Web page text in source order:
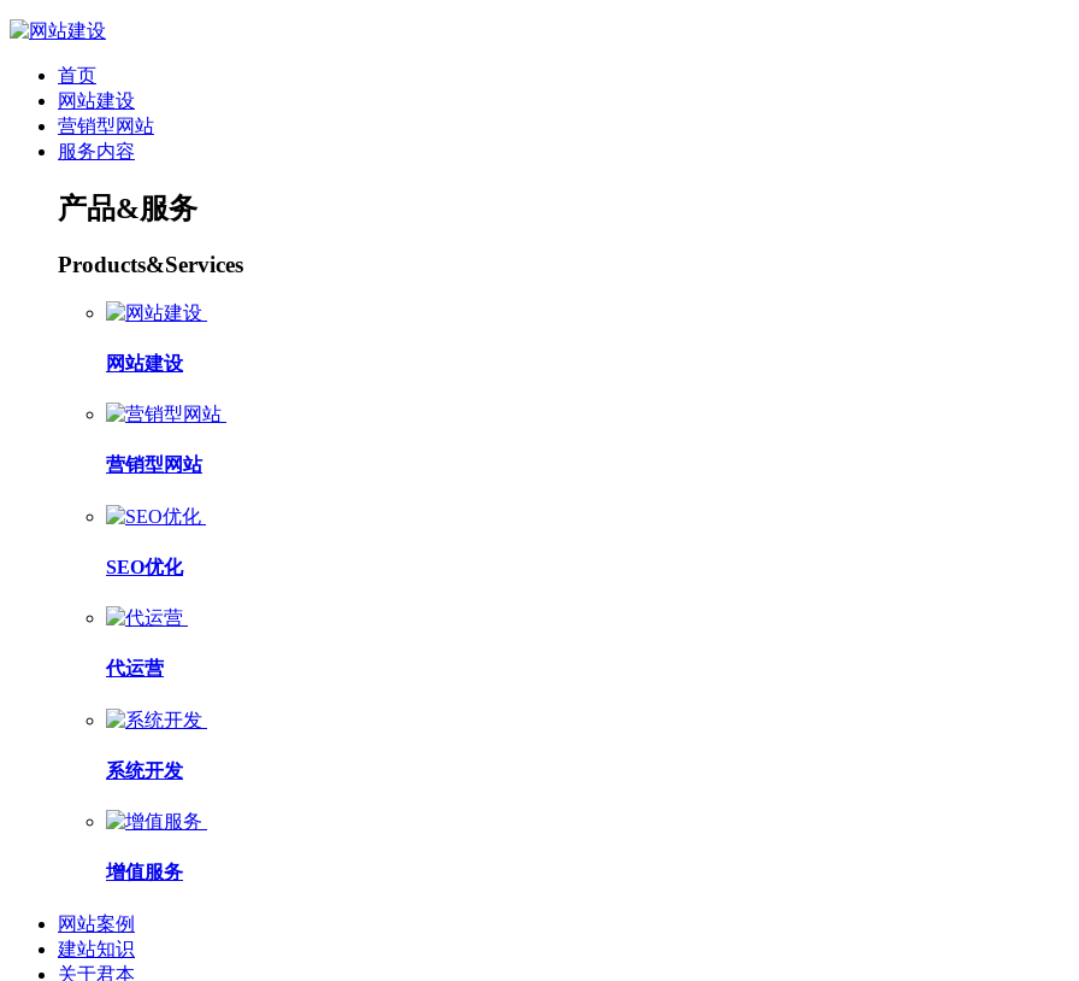
首页
网站建设
营销型网站
服务内容
产品&服务
Products&Services
网站建设
营销型网站
SEO优化
代运营
系统开发
增值服务
网站案例
建站知识
关于君本